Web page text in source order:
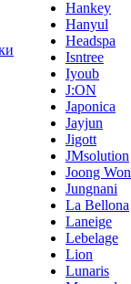
Hankey
Hanyul
Headspa
Isntree
Iyoub
J:ON
Japonica
Jayjun
Jigott
JMsolution
Joong Won
Jungnani
La Bellona
Laneige
Lebelage
Lion
Lunaris